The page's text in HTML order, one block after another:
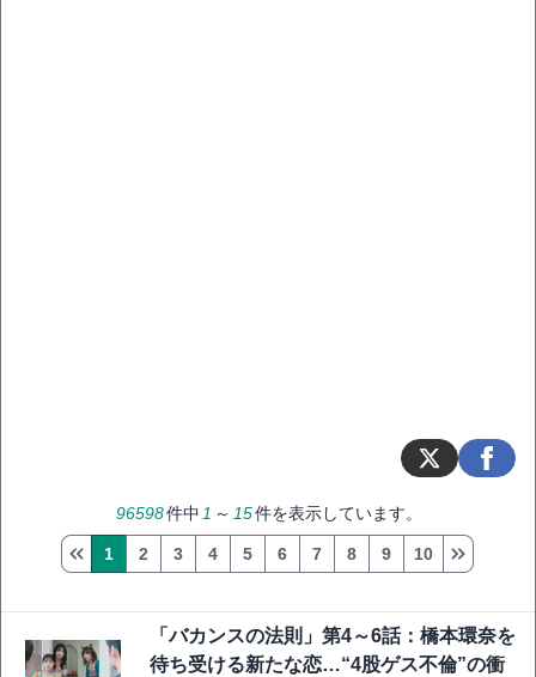
96598件中 1 ～ 15件を表示しています。
1 2 3 4 5 6 7 8 9 10
「バカンスの法則」第4～6話：橋本環奈を
待ち受ける新たな恋…“4股ゲス不倫”の衝